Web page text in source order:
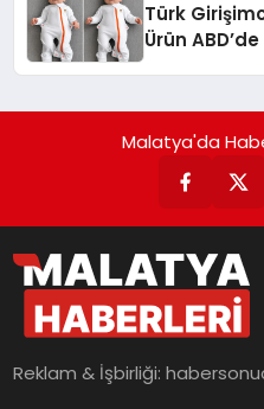
Türk
Ürün
Malatya'da
Reklam & İşbirliği: